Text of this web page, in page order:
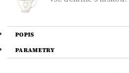
POPIS
PARAMETRY